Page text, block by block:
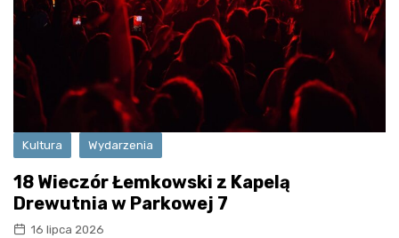
Kultura Wydarzenia
18 Wieczór Łemkowski z Kapelą
Drewutnia w Parkowej 7
16 lipca 2026